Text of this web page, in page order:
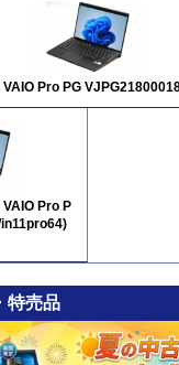
VAIO Pro PG
Pro P
特売品